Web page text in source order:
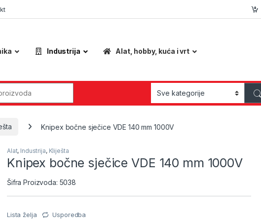
Industrija Alat, hobby, kuća i vrt
Knipex bočne sječice VDE 140 mm 1000V
Alat, Industrija, Kliješta
Knipex bočne sječice VDE 140 mm 1000V
Šifra Proizvoda: 5038
Lista želja Usporedba